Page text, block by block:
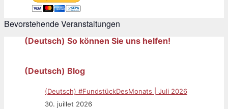
Bevorstehende Veranstaltungen
(Deutsch) So können Sie uns helfen!
(Deutsch) Blog
(Deutsch) #FundstückDesMonats | Juli 2026
30. juillet 2026